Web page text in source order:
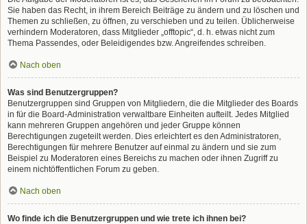
Sie haben das Recht, in ihrem Bereich Beiträge zu ändern und zu löschen und
Themen zu schließen, zu öffnen, zu verschieben und zu teilen. Üblicherweise
verhindern Moderatoren, dass Mitglieder „offtopic“, d. h. etwas nicht zum
Thema Passendes, oder Beleidigendes bzw. Angreifendes schreiben.
Nach oben
Was sind Benutzergruppen?
Benutzergruppen sind Gruppen von Mitgliedern, die die Mitglieder des Boards
in für die Board-Administration verwaltbare Einheiten aufteilt. Jedes Mitglied
kann mehreren Gruppen angehören und jeder Gruppe können
Berechtigungen zugeteilt werden. Dies erleichtert es den Administratoren,
Berechtigungen für mehrere Benutzer auf einmal zu ändern und sie zum
Beispiel zu Moderatoren eines Bereichs zu machen oder ihnen Zugriff zu
einem nichtöffentlichen Forum zu geben.
Nach oben
Wo finde ich die Benutzergruppen und wie trete ich ihnen bei?